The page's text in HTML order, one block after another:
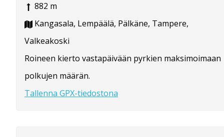
882 m
Kangasala, Lempäälä, Pälkäne, Tampere,
Valkeakoski
Roineen kierto vastapäivään pyrkien maksimoimaan
polkujen määrän.
Tallenna GPX-tiedostona